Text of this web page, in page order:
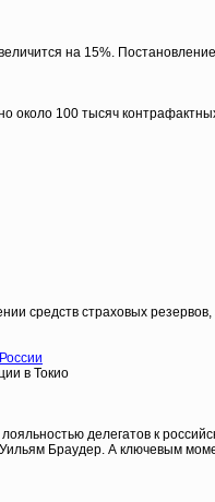
на 15%.
около 100 тысяч
средств страховых
в Токио
делегатов к
Браудер. А ключевым